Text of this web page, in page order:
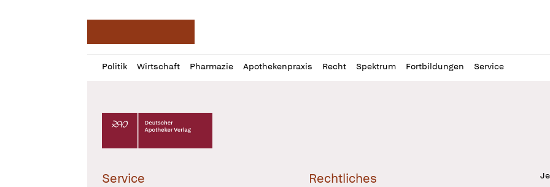
Politik Wirtschaft Pharmazie Apothekenpraxis Recht Spektrum Fortbildungen Service
Profil
öffnen
Daz
Pur
Deutscher Apotheker Verlag Logo
Service Rechtliches